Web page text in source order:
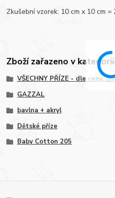
Zkušební vzorek: 10 cm x 10 cm =
Zboží zařazeno v
VŠECHNY PŘÍZE - dle ceny,
GAZZAL
bavlna + akryl
Dětské příze
Baby Cotton 205